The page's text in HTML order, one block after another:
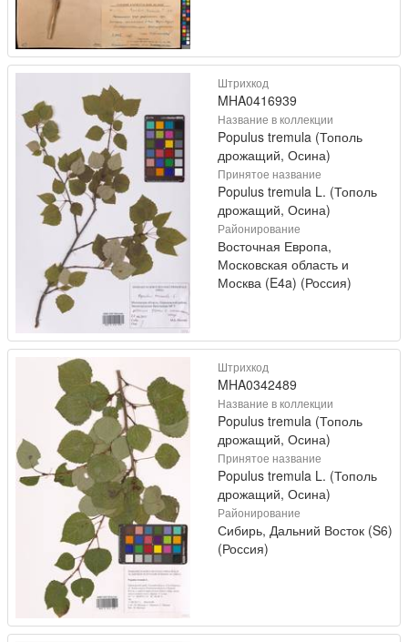
Штрихкод
MHA0416939
Название в коллекции
Populus tremula (Тополь
дрожащий, Осина)
Принятое название
Populus tremula L. (Тополь
дрожащий, Осина)
Районирование
Восточная Европа,
Московская область и
Москва (E4a) (Россия)
Штрихкод
MHA0342489
Название в коллекции
Populus tremula (Тополь
дрожащий, Осина)
Принятое название
Populus tremula L. (Тополь
дрожащий, Осина)
Районирование
Сибирь, Дальний Восток (S6)
(Россия)